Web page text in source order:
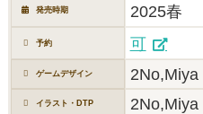
発売時期 2025春
予約 可
ゲームデザイン 2No,Miya
イラスト・DTP 2No,Miya